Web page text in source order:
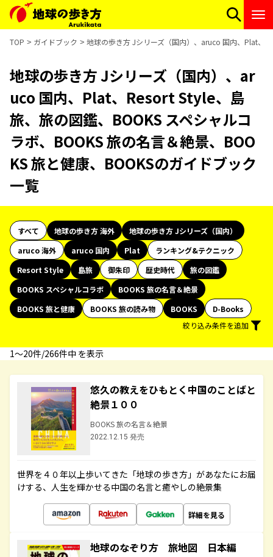
TOP ガイドブック 地球の歩き方 Jシリーズ（国内）、aruco 国内、Plat、
地球の歩き方 Jシリーズ（国内）、ar
uco 国内、Plat、Resort Style、島
旅、旅の図鑑、BOOKS スペシャルコ
ラボ、BOOKS 旅の名言＆絶景、BOO
KS 旅と健康、BOOKSのガイドブック
一覧
すべて 地球の歩き方 海外
地球の歩き方 Jシリーズ（国内）
aruco 海外
aruco 国内 Plat
ランキング&テクニック
Resort Style
島旅 御朱印 歴史時代
旅の図鑑
BOOKS スペシャルコラボ
BOOKS 旅の名言＆絶景
BOOKS 旅と健康
BOOKS 旅の読み物 BOOKS
D-Books
絞り込み条件を追加
1〜20件/266件中 を表示
悠久の教えをひもとく中国のことばと
絶景１００
BOOKS 旅の名言＆絶景
2022.12.15 発売
世界を４０年以上歩いてきた「地球の歩き方」があなたにお届
けする、人生を輝かせる中国の名言と癒やしの絶景集
詳細を見る
地球のなぞり方 旅地図 日本編